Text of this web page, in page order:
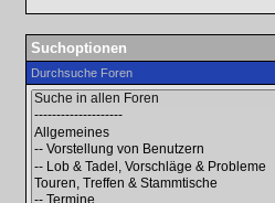
Suchoptionen
Durchsuche Foren